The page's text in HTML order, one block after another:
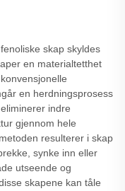
skap skyldes
en materialtetthet
en herdningsprosess
indre
gjennom hele
resulterer i skap
synke inn eller
utseende og
skapene kan tåle